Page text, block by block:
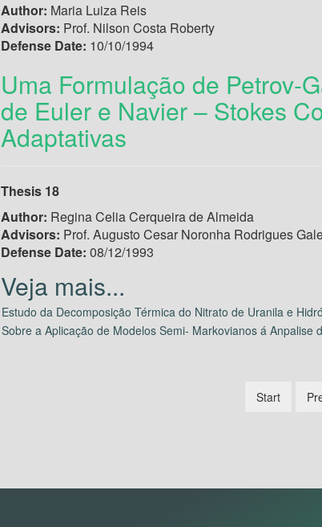
Author: Maria Luiza Reis
Advisors: Prof. Nilson Costa Roberty
Defense Date: 10/10/1994
Uma Formulação de Petrov-
de Euler e Navier – Stokes
Adaptativas
Thesis 18
Author: Regina Celia Cerqueira de Almeida
Advisors: Prof. Augusto Cesar Noronha Rodrigues
Defense Date: 08/12/1993
Estudo da Decomposição Térmica do Nitrato de Uranila e
Sobre a Aplicação de Modelos Semi- Markovianos á
Start